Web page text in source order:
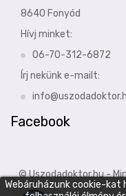
Webáruházunk cookie-kat
8640 Fonyód
Hívj minket:
06-70-312-6872
Írj nekünk e-mailt:
Facebook
© Uszodadoktor.hu -